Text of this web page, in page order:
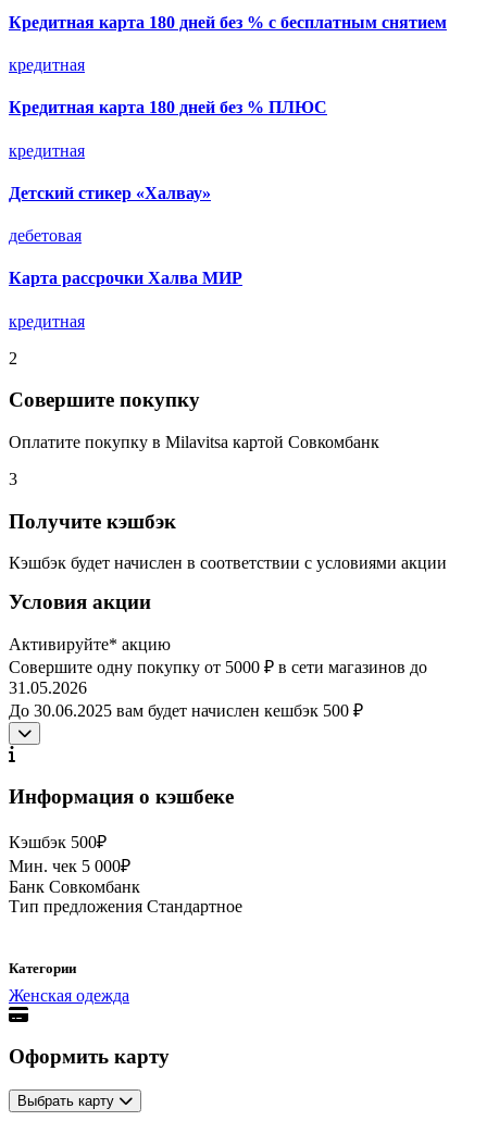
Кредитная карта 180 дней без % с бесплатным снятием
кредитная
Кредитная карта 180 дней без % ПЛЮС
кредитная
Детский стикер «Халвау»
дебетовая
Карта рассрочки Халва МИР
кредитная
2
Совершите покупку
Оплатите покупку в Milavitsa картой Совкомбанк
3
Получите кэшбэк
Кэшбэк будет начислен в соответствии с условиями акции
Условия акции
Активируйте* акцию
Совершите одну покупку от 5000 ₽ в сети магазинов до
31.05.2026
До 30.06.2025 вам будет начислен кешбэк 500 ₽
Информация о кэшбеке
Кэшбэк 500₽
Мин. чек 5 000₽
Банк Совкомбанк
Тип предложения Стандартное
Категории
Женская одежда
Оформить карту
Выбрать карту